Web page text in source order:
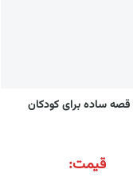
قیمت: